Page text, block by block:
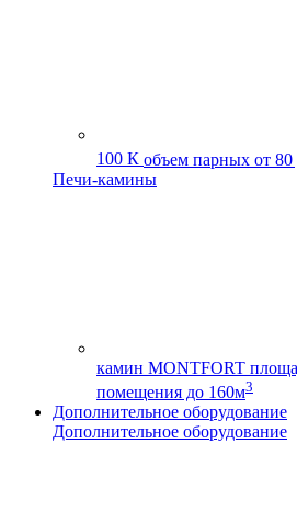
100 К объем парных от
Печи-камины
камин MONTFORT
помещения до 160м3
Дополнительное оборудование
Дополнительное оборудование